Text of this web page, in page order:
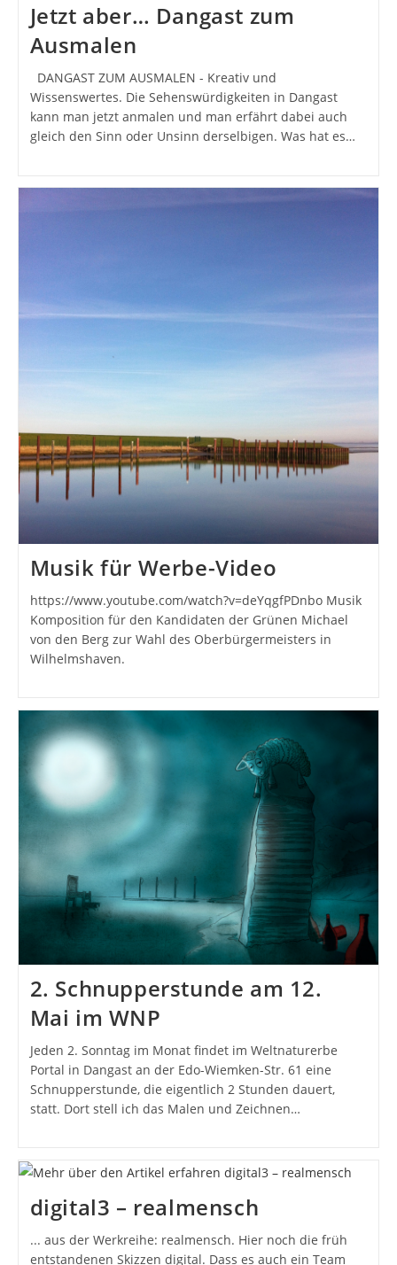
Jetzt aber… Dangast zum
Ausmalen
DANGAST ZUM AUSMALEN - Kreativ und
Wissenswertes. Die Sehenswürdigkeiten in Dangast
kann man jetzt anmalen und man erfährt dabei auch
gleich den Sinn oder Unsinn derselbigen. Was hat es…
Musik für Werbe-Video
https://www.youtube.com/watch?v=deYqgfPDnbo Musik
Komposition für den Kandidaten der Grünen Michael
von den Berg zur Wahl des Oberbürgermeisters in
Wilhelmshaven.
2. Schnupperstunde am 12.
Mai im WNP
Jeden 2. Sonntag im Monat findet im Weltnaturerbe
Portal in Dangast an der Edo-Wiemken-Str. 61 eine
Schnupperstunde, die eigentlich 2 Stunden dauert,
statt. Dort stell ich das Malen und Zeichnen…
digital3 – realmensch
... aus der Werkreihe: realmensch. Hier noch die früh
entstandenen Skizzen digital. Dass es auch ein Team